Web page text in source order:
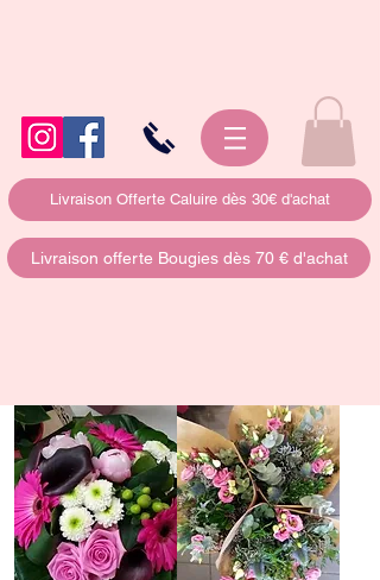
Livraison Offerte Caluire dès 30€ d'achat
Livraison offerte Bougies dès 70 € d'achat